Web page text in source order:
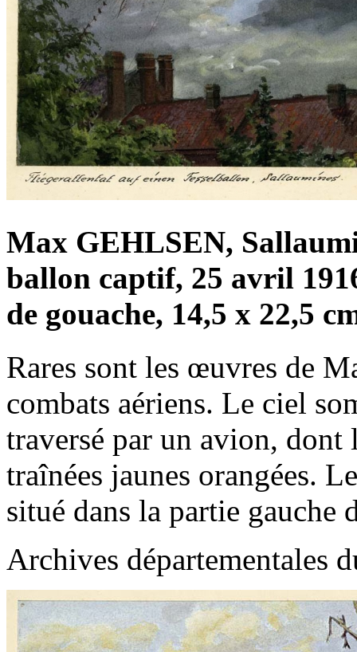
Max GEHLSEN,
ballon captif, 25 avril
de gouache, 14,5 x 22,5
Rares sont les œuvres de
combats aériens. Le ciel
traversé par un avion, dont
traînées jaunes orangées.
situé dans la partie gauche
Archives départementales